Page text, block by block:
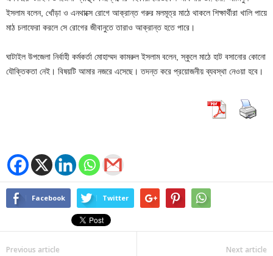
ইসলাম বলেন, খোঁড়া ও এনথাক্সে রোগে আক্রান্ত গরুর মলমূত্র মাঠে থাকলে শিক্ষার্থীরা খালি পায়ে
মাঠ চলাফেরা করলে সে রোগের জীবানুতে তারাও আক্রান্ত হতে পারে।
ঘাটাইল উপজেলা নির্বাহী কর্মকর্তা মোহাম্মদ কামরুল ইসলাম বলেন, স্কুলে মাঠে হাট বসানোর কোনো
যৌক্তিকতা নেই। বিষয়টি আমার নজরে এসেছে। তদন্ত করে প্রয়োজনীয় ব্যবস্থা নেওয়া হবে।
Facebook Twitter
Previous article Next article